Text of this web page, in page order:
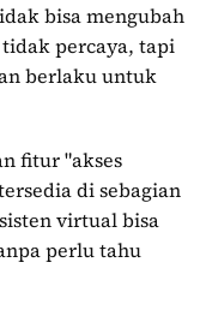
bisa mengubah
percaya, tapi
berlaku untuk
fitur "akses
di sebagian
virtual bisa
perlu tahu